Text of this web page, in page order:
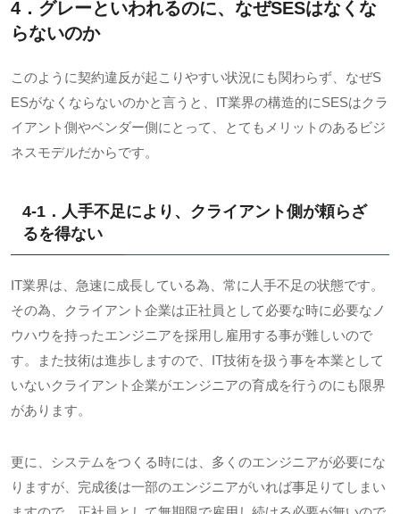
4．グレーといわれるのに、なぜSESはなくな
らないのか
このように契約違反が起こりやすい状況にも関わらず、なぜS
ESがなくならないのかと言うと、 IT業界の構造的にSESはクラ
イアント側やベンダー側にとって、とてもメリットのあるビジ
ネスモデルだからです。
4-1．人手不足により、クライアント側が頼らざ
るを得ない
IT業界は、急速に成長している為、常に人手不足の状態です。
その為、クライアント企業は正社員として必要な時に必要なノ
ウハウを持ったエンジニアを採用し雇用する事が難しいので
す。また技術は進歩しますので、 IT技術を扱う事を本業として
いないクライアント企業がエンジニアの育成を行うのにも限界
があります。
更に、システムをつくる時には、多くのエンジニアが必要にな
りますが、完成後は一部のエンジニアがいれば事足りてしまい